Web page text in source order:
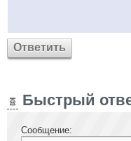
Ответить
Быстрый
Сообщение: